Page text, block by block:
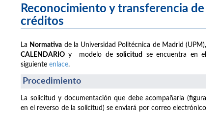
Reconocimiento y transferencia de
créditos
La Normativa de la Universidad Politécnica de Madrid (UPM),
CALENDARIO y modelo desolicitud
se encuentra en el
siguiente enlace.
Procedimiento
La solicitud y documentación que debe acompañarla (figura
en el reverso de la solicitud) se enviará por correo electrónico